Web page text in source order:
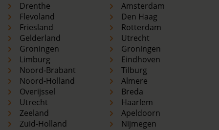
Drenthe
Flevoland
Friesland
Gelderland
Groningen
Limburg
Noord-Brabant
Noord-Holland
Overijssel
Utrecht
Zeeland
Zuid-Holland
Amsterdam
Den Haag
Rotterdam
Utrecht
Groningen
Eindhoven
Tilburg
Almere
Breda
Haarlem
Apeldoorn
Nijmegen